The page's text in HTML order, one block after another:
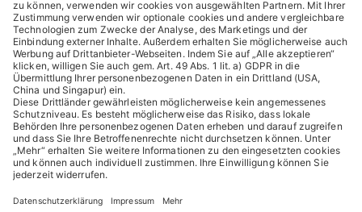
ENTDECKEN
HUGO BOSS Corporate